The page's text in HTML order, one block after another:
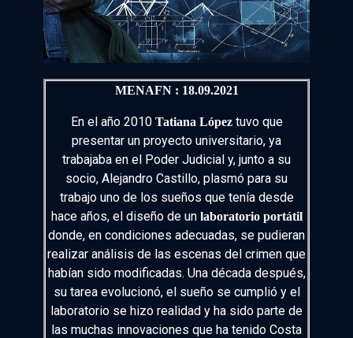
MENAFN : 18.09.2021
En el año 2010 Tatiana Lópeztuvo que
presentar un proyecto universitario, ya
trabajaba en el Poder Judicial y, junto a su
socio, Alejandro Castillo, plasmó para su
trabajo uno de los sueños que tenía desde
hace años, el diseño de un laboratorio portátil
donde, en condiciones adecuadas, se pudieran
realizar análisis de las escenas del crimen que
habían sido modificadas. Una década después,
su tarea evolucionó, el sueño se cumplió y el
laboratorio se hizo realidad y ha sido parte de
las muchas innovaciones que ha tenido Costa